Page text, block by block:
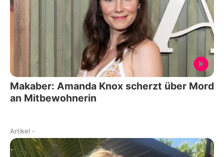
Makaber: Amanda Knox scherzt über Mord
an Mitbewohnerin
Artikel -